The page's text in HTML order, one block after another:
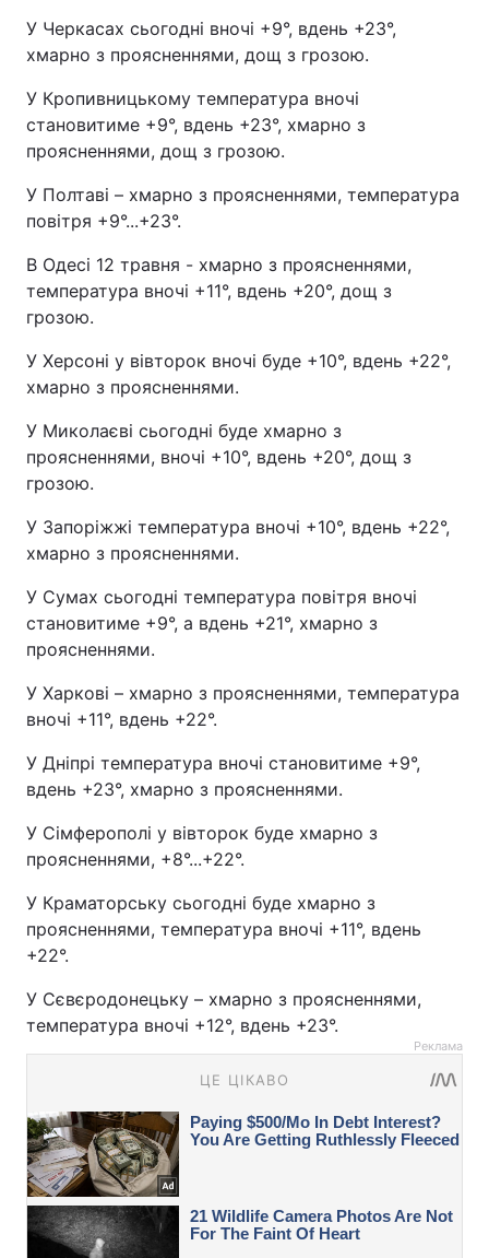
У Черкасах сьогодні вночі +9°, вдень +23°,
хмарно з проясненнями, дощ з грозою.
У Кропивницькому температура вночі
становитиме +9°, вдень +23°, хмарно з
проясненнями, дощ з грозою.
У Полтаві – хмарно з проясненнями, температура
повітря +9°...+23°.
В Одесі 12 травня - хмарно з проясненнями,
температура вночі +11°, вдень +20°, дощ з
грозою.
У Херсоні у вівторок вночі буде +10°, вдень +22°,
хмарно з проясненнями.
У Миколаєві сьогодні буде хмарно з
проясненнями, вночі +10°, вдень +20°, дощ з
грозою.
У Запоріжжі температура вночі +10°, вдень +22°,
хмарно з проясненнями.
У Сумах сьогодні температура повітря вночі
становитиме +9°, а вдень +21°, хмарно з
проясненнями.
У Харкові – хмарно з проясненнями, температура
вночі +11°, вдень +22°.
У Дніпрі температура вночі становитиме +9°,
вдень +23°, хмарно з проясненнями.
У Сімферополі у вівторок буде хмарно з
проясненнями, +8°...+22°.
У Краматорську сьогодні буде хмарно з
проясненнями, температура вночі +11°, вдень
+22°.
У Сєвєродонецьку – хмарно з проясненнями,
температура вночі +12°, вдень +23°.
Реклама